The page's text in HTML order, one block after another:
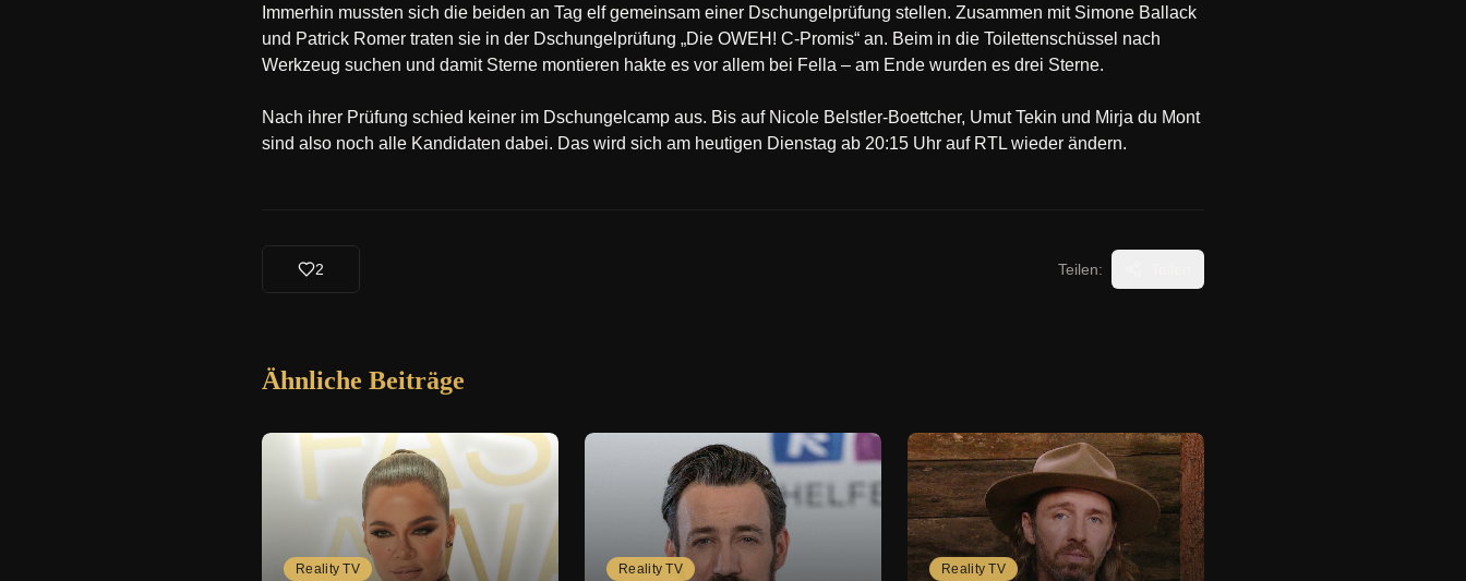
Immerhin mussten sich die beiden an Tag elf gemeinsam einer Dschungelprüfung stellen. Zusammen mit Simone Ballack
und Patrick Romer traten sie in der Dschungelprüfung „Die OWEH! C-Promis“ an. Beim in die Toilettenschüssel nach
Werkzeug suchen und damit Sterne montieren hakte es vor allem bei Fella – am Ende wurden es drei Sterne.
Nach ihrer Prüfung schied keiner im Dschungelcamp aus. Bis auf Nicole Belstler-Boettcher, Umut Tekin und Mirja du Mont
sind also noch alle Kandidaten dabei. Das wird sich am heutigen Dienstag ab 20:15 Uhr auf RTL wieder ändern.
2 Teilen:
Ähnliche Beiträge
Reality TV Reality TV Reality TV